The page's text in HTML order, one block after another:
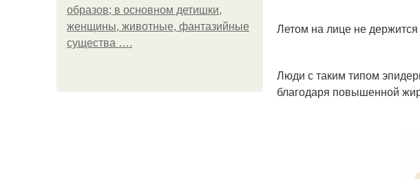
образов; в основном детишки,
женщины, животные, фантазийные
существа ….
Летом на лице не
Люди с таким типом
благодаря повышенной